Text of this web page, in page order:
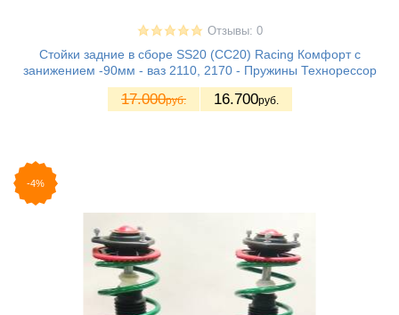
Отзывы: 0
Стойки задние в сборе SS20 (СС20) Racing Комфорт с
занижением -90мм - ваз 2110, 2170 - Пружины Технорессор
17.000руб. 16.700руб.
-4%